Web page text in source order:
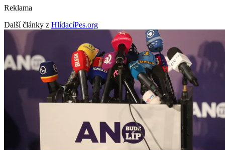
Reklama
Další články z HlídacíPes.org